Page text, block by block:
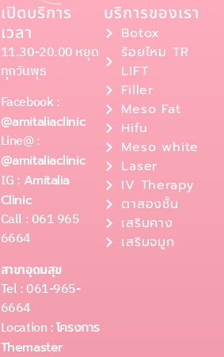
เปิดบริการ
เวลา
11.30-20.00 หยุด
ทุกวันพุธ
Facebook :
@amitaliaclinic
Line@ :
@amitaliaclinic
IG : Amitalia
Clinic
Call : 061 965
6664
สาขาอุดมสุข
Tel : 061-965-
6664
Location :โครงการ
Themaster
บริการของเรา
Botox
ร้อยไหม TR
LIFT
Filler
Meso Fat
Hifu
Meso white
Laser
IV Therapy
ตาสองชั้น
เสริมคาง
เสริมจมูก